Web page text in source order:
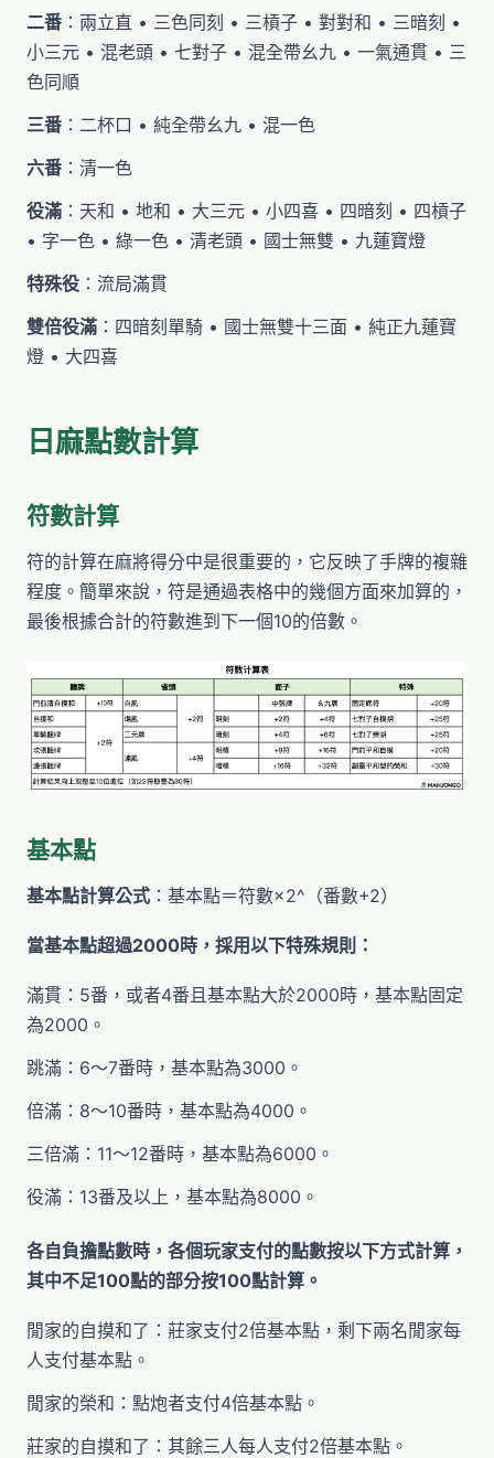
二番 ：兩立直 • 三色同刻 • 三槓子 • 對對和 • 三暗刻 •
小三元 • 混老頭 • 七對子 • 混全帶幺九 • 一氣通貫 • 三
色同順
三番 ：二杯口 • 純全帶幺九 • 混一色
六番 ：清一色
役滿 ：天和 • 地和 • 大三元 • 小四喜 • 四暗刻 • 四槓子
• 字一色 • 綠一色 • 清老頭 • 國士無雙 • 九蓮寶燈
特殊役 ：流局滿貫
雙倍役滿 ：四暗刻單騎 • 國士無雙十三面 • 純正九蓮寶
燈 • 大四喜
日麻點數計算
符數計算
符的計算在麻將得分中是很重要的，它反映了手牌的複雜
程度。簡單來說，符是通過表格中的幾個方面來加算的，
最後根據合計的符數進到下一個10的倍數。
基本點
基本點計算公式 ：基本點＝符數×2^（番數+2）
當基本點超過2000時，採用以下特殊規則：
滿貫：5番，或者4番且基本點大於2000時，基本點固定
為2000。
跳滿：6～7番時，基本點為3000。
倍滿：8～10番時，基本點為4000。
三倍滿：11～12番時，基本點為6000。
役滿：13番及以上，基本點為8000。
各自負擔點數時，各個玩家支付的點數按以下方式計算，
其中不足100點的部分按100點計算。
閒家的自摸和了：莊家支付2倍基本點，剩下兩名閒家每
人支付基本點。
閒家的榮和：點炮者支付4倍基本點。
莊家的自摸和了：其餘三人每人支付2倍基本點。